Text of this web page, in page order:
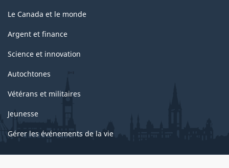
Le Canada et le monde
Argent et finance
Science et innovation
Autochtones
Vétérans et militaires
Jeunesse
Gérer les événements de la vie